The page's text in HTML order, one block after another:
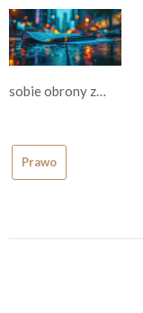
sobie obrony z…
Prawo